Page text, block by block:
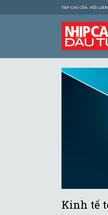
TẠP CHÍ CỦA HỘI
Kinh tế